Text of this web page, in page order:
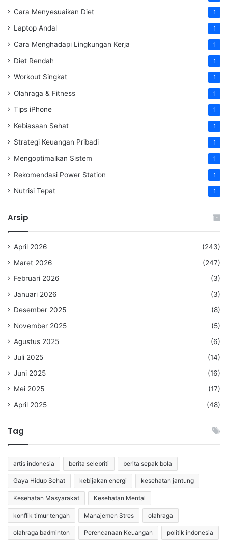
Cara Menyesuaikan Diet 1
Laptop Andal 1
Cara Menghadapi Lingkungan Kerja 1
Diet Rendah 1
Workout Singkat 1
Olahraga & Fitness 1
Tips iPhone 1
Kebiasaan Sehat 1
Strategi Keuangan Pribadi 1
Mengoptimalkan Sistem 1
Rekomendasi Power Station 1
Nutrisi Tepat 1
Arsip
April 2026
(243)
Maret 2026
(247)
Februari 2026
(3)
Januari 2026
(3)
Desember 2025
(8)
November 2025
(5)
Agustus 2025
(6)
Juli 2025
(14)
Juni 2025
(16)
Mei 2025
(17)
April 2025
(48)
Tag
artis indonesia berita selebriti berita sepak bola
Gaya Hidup Sehat kebijakan energi kesehatan jantung
Kesehatan Masyarakat Kesehatan Mental
konflik timur tengah Manajemen Stres olahraga
olahraga badminton Perencanaan Keuangan politik indonesia